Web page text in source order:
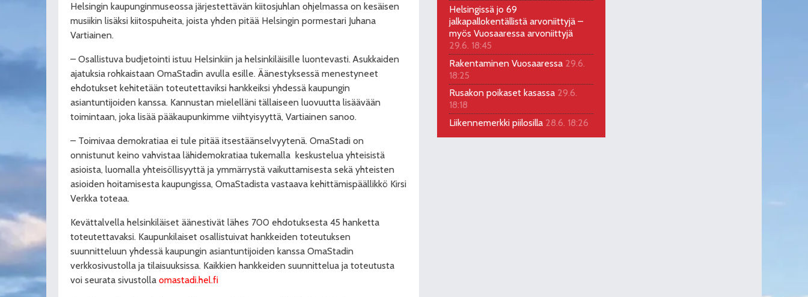
Helsingin kaupunginmuseossa järjestettävän kiitosjuhlan ohjelmassa on kesäisen
musiikin lisäksi kiitospuheita, joista yhden pitää Helsingin pormestari Juhana
Vartiainen.
– Osallistuva budjetointi istuu Helsinkiin ja helsinkiläisille luontevasti. Asukkaiden
ajatuksia rohkaistaan OmaStadin avulla esille. Äänestyksessä menestyneet
ehdotukset kehitetään toteutettaviksi hankkeiksi yhdessä kaupungin
asiantuntijoiden kanssa. Kannustan mielelläni tällaiseen luovuutta lisäävään
toimintaan, joka lisää pääkaupunkimme viihtyisyyttä, Vartiainen sanoo.
– Toimivaa demokratiaa ei tule pitää itsestäänselvyytenä. OmaStadi on
onnistunut keino vahvistaa lähidemokratiaa tukemalla keskustelua yhteisistä
asioista, luomalla yhteisöllisyyttä ja ymmärrystä vaikuttamisesta sekä yhteisten
asioiden hoitamisesta kaupungissa, OmaStadista vastaava kehittämispäällikkö Kirsi
Verkka toteaa.
Kevättalvella helsinkiläiset äänestivät lähes 700 ehdotuksesta 45 hanketta
toteutettavaksi. Kaupunkilaiset osallistuivat hankkeiden toteutuksen
suunnitteluun yhdessä kaupungin asiantuntijoiden kanssa OmaStadin
verkkosivustolla ja tilaisuuksissa. Kaikkien hankkeiden suunnittelua ja toteutusta
voi seurata sivustolla omastadi.hel.fi
Helsingissä jo 69
jalkapallokentällistä arvoniittyjä –
myös Vuosaaressa arvoniittyjä
29.6. 18:45
Rakentaminen Vuosaaressa 29.6.
18:25
Rusakon poikaset kasassa 29.6.
18:18
Liikennemerkki piilosilla 28.6. 18:26